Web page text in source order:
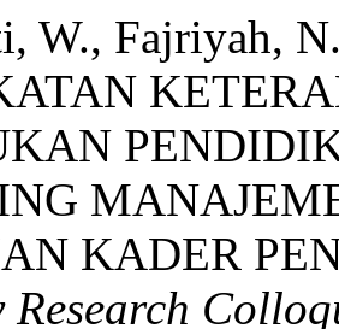
W., Fajriyah,
KADER
Research